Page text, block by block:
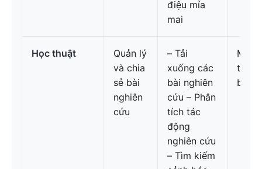
điệu mỉa
mai
Học thuật
Quản lý
và chia
sẻ bài
nghiên
cứu
– Tải
xuống các
bài nghiên
cứu – Phân
tích tác
động
nghiên cứu
– Tìm kiếm
Miễn
tổ
biết